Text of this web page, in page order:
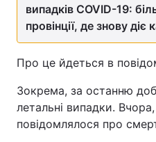
випадків COVID-19:
провінції, де знову діє
Про це йдеться в
Зокрема, за останню
летальні випадки.
повідомлялося про